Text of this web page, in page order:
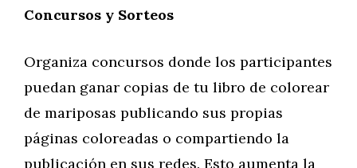
Concursos y Sorteos
Organiza concursos donde los participantes
puedan ganar copias de tu libro de colorear
de mariposas publicando sus propias
páginas coloreadas o compartiendo la
publicación en sus redes. Esto aumenta la